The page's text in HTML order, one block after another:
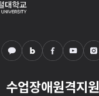
수업장애원격지원